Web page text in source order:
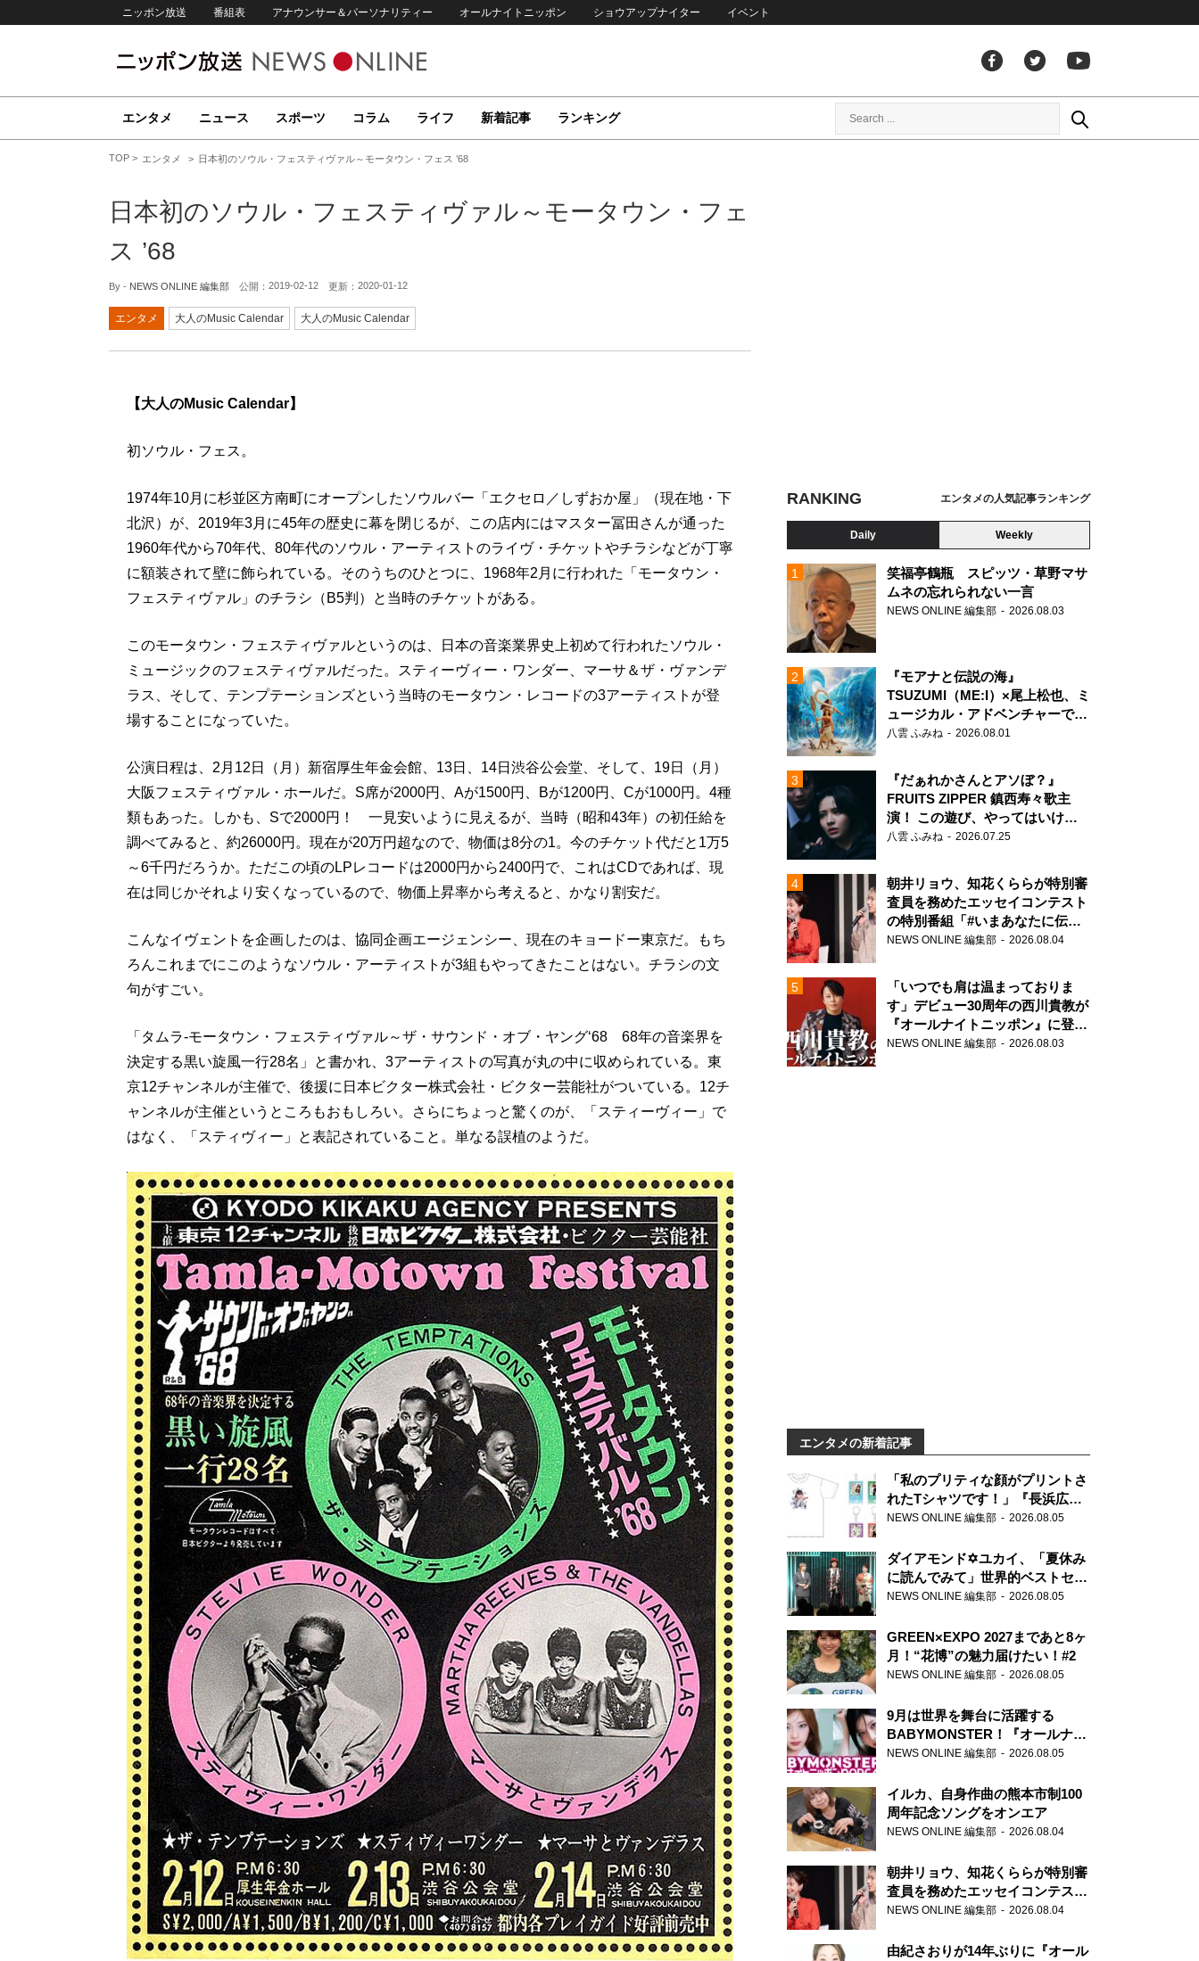
ニッポン放送 番組表 アナウンサー＆パーソナリティー オールナイトニッポン ショウアップナイター イベント
エンタメ ニュース スポーツ コラム ライフ 新着記事 ランキング
TOP エンタメ 日本初のソウル・フェスティヴァル～モータウン・フェス ’68
日本初のソウル・フェスティヴァル～モータウン・フェ
ス ’68
By - NEWS ONLINE 編集部 公開： 2019-02-12 更新： 2020-01-12
エンタメ 大人のMusic Calendar 大人のMusic Calendar
【大人のMusic Calendar】
初ソウル・フェス。
1974年10月に杉並区方南町にオープンしたソウルバー「エクセロ／しずおか屋」（現在地・下
北沢）が、2019年3月に45年の歴史に幕を閉じるが、この店内にはマスター冨田さんが通った
1960年代から70年代、80年代のソウル・アーティストのライヴ・チケットやチラシなどが丁寧
に額装されて壁に飾られている。そのうちのひとつに、1968年2月に行われた「モータウン・
フェスティヴァル」のチラシ（B5判）と当時のチケットがある。
このモータウン・フェスティヴァルというのは、日本の音楽業界史上初めて行われたソウル・
ミュージックのフェスティヴァルだった。スティーヴィー・ワンダー、マーサ＆ザ・ヴァンデ
ラス、そして、テンプテーションズという当時のモータウン・レコードの3アーティストが登
場することになっていた。
公演日程は、2月12日（月）新宿厚生年金会館、13日、14日渋谷公会堂、そして、19日（月）
大阪フェスティヴァル・ホールだ。S席が2000円、Aが1500円、Bが1200円、Cが1000円。4種
類もあった。しかも、Sで2000円！ 一見安いように見えるが、当時（昭和43年）の初任給を
調べてみると、約26000円。現在が20万円超なので、物価は8分の1。今のチケット代だと1万5
～6千円だろうか。ただこの頃のLPレコードは2000円から2400円で、これはCDであれば、現
在は同じかそれより安くなっているので、物価上昇率から考えると、かなり割安だ。
こんなイヴェントを企画したのは、協同企画エージェンシー、現在のキョードー東京だ。もち
ろんこれまでにこのようなソウル・アーティストが3組もやってきたことはない。チラシの文
句がすごい。
「タムラ‐モータウン・フェスティヴァル～ザ・サウンド・オブ・ヤング‘68 68年の音楽界を
決定する黒い旋風一行28名」と書かれ、3アーティストの写真が丸の中に収められている。東
京12チャンネルが主催で、後援に日本ビクター株式会社・ビクター芸能社がついている。12チ
ャンネルが主催というところもおもしろい。さらにちょっと驚くのが、「スティーヴィー」で
はなく、「スティヴィー」と表記されていること。単なる誤植のようだ。
RANKING エンタメの人気記事ランキング
Daily Weekly
笑福亭鶴瓶 スピッツ・草野マサ
ムネの忘れられない一言
NEWS ONLINE 編集部 2026.08.03
『モアナと伝説の海』
TSUZUMI（ME:I）×尾上松也、ミ
ュージカル・アドベンチャーで美
声を響かせる
八雲 ふみね 2026.08.01
『だぁれかさんとアソぼ？』
FRUITS ZIPPER 鎮西寿々歌主
演！ この遊び、やってはいけま
せん。
八雲 ふみね 2026.07.25
朝井リョウ、知花くららが特別審
査員を務めたエッセイコンテスト
の特別番組「#いまあなたに伝え
たいこと」
NEWS ONLINE 編集部 2026.08.04
「いつでも肩は温まっておりま
す」デビュー30周年の西川貴教が
『オールナイトニッポン』に登
場！
NEWS ONLINE 編集部 2026.08.03
エンタメの新着記事
「私のプリティな顔がプリントさ
れたTシャツです！」『長浜広奈
天下無双』初の番組グッズ発売
NEWS ONLINE 編集部 2026.08.05
ダイアモンド✡ユカイ、「夏休み
に読んでみて」世界的ベストセラ
ー『アナスタシア』を紹介
NEWS ONLINE 編集部 2026.08.05
GREEN×EXPO 2027まであと8ヶ
月！“花博”の魅力届けたい！#2
NEWS ONLINE 編集部 2026.08.05
9月は世界を舞台に活躍する
BABYMONSTER！『オールナイ
トニッポンPODCAST』月替わり
NEWS ONLINE 編集部 2026.08.05
イルカ、自身作曲の熊本市制100
周年記念ソングをオンエア
NEWS ONLINE 編集部 2026.08.04
朝井リョウ、知花くららが特別審
査員を務めたエッセイコンテスト
の特別番組「#いまあなたに伝え
NEWS ONLINE 編集部 2026.08.04
由紀さおりが14年ぶりに『オール